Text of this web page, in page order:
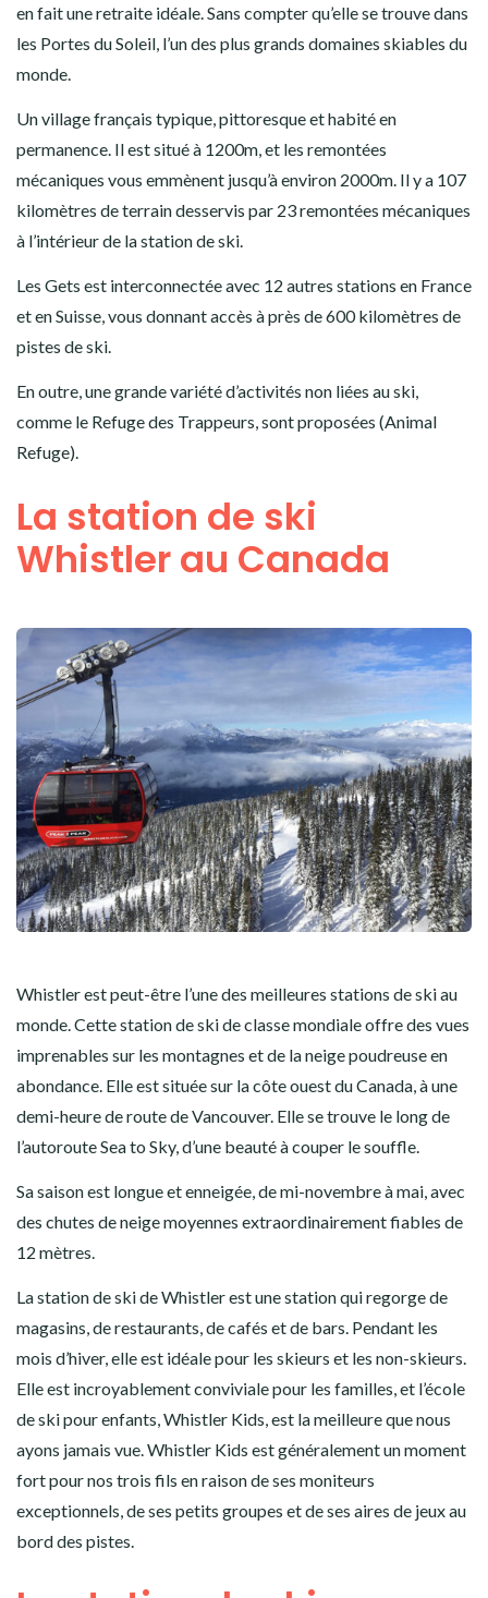
en fait une retraite idéale. Sans compter qu’elle se trouve dans
les Portes du Soleil, l’un des plus grands domaines skiables du
monde.
Un village français typique, pittoresque et habité en
permanence. Il est situé à 1200m, et les remontées
mécaniques vous emmènent jusqu’à environ 2000m. Il y a 107
kilomètres de terrain desservis par 23 remontées mécaniques
à l’intérieur de la station de ski.
Les Gets est interconnectée avec 12 autres stations en France
et en Suisse, vous donnant accès à près de 600 kilomètres de
pistes de ski.
En outre, une grande variété d’activités non liées au ski,
comme le Refuge des Trappeurs, sont proposées (Animal
Refuge).
La station de ski
Whistler au Canada
Whistler est peut-être l’une des meilleures stations de ski au
monde. Cette station de ski de classe mondiale offre des vues
imprenables sur les montagnes et de la neige poudreuse en
abondance. Elle est située sur la côte ouest du Canada, à une
demi-heure de route de Vancouver. Elle se trouve le long de
l’autoroute Sea to Sky, d’une beauté à couper le souffle.
Sa saison est longue et enneigée, de mi-novembre à mai, avec
des chutes de neige moyennes extraordinairement fiables de
12 mètres.
La station de ski de Whistler est une station qui regorge de
magasins, de restaurants, de cafés et de bars. Pendant les
mois d’hiver, elle est idéale pour les skieurs et les non-skieurs.
Elle est incroyablement conviviale pour les familles, et l’école
de ski pour enfants, Whistler Kids, est la meilleure que nous
ayons jamais vue. Whistler Kids est généralement un moment
fort pour nos trois fils en raison de ses moniteurs
exceptionnels, de ses petits groupes et de ses aires de jeux au
bord des pistes.